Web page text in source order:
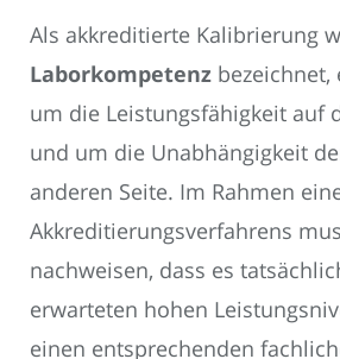
Als akkreditierte Kalibrierung
Laborkompetenz bezeichnet,
um die Leistungsfähigkeit auf
und um die Unabhängigkeit
anderen Seite. Im Rahmen
Akkreditierungsverfahrens
nachweisen, dass es
erwarteten hohen
einen entsprechenden